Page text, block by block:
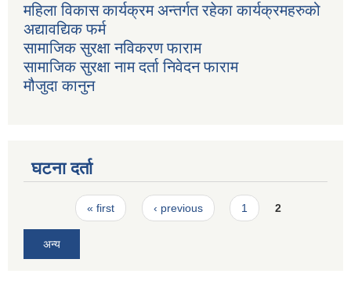
महिला विकास कार्यक्रम अन्तर्गत रहेका कार्यक्रमहरुको
अद्यावद्यिक फर्म
सामाजिक सुरक्षा नविकरण फाराम
सामाजिक सुरक्षा नाम दर्ता निवेदन फाराम
मौजुदा कानुन
घटना दर्ता
Pages« first ‹ previous 1 2
अन्य